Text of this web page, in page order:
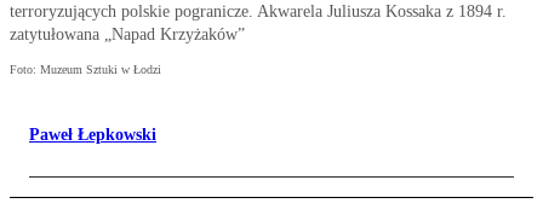
terroryzujących polskie pogranicze. Akwarela Juliusza Kossaka z 1894 r.
zatytułowana „Napad Krzyżaków”
Foto: Muzeum Sztuki w Łodzi
Paweł Łepkowski